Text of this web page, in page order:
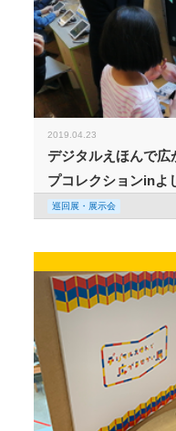
2019.04.23
デジタルえほんで広
プコレクションinよ
巡回展・展示会